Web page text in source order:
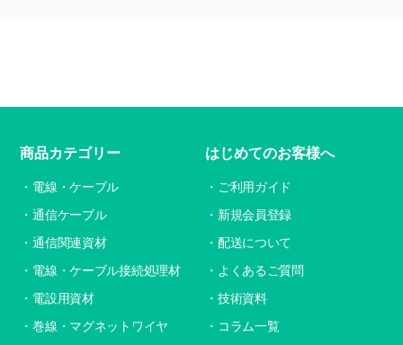
商品カテゴリー
電線・ケーブル
通信ケーブル
通信関連資材
電線・ケーブル接続処理材
電設用資材
巻線・マグネットワイヤ
はじめてのお客様へ
ご利用ガイド
新規会員登録
配送について
よくあるご質問
技術資料
コラム一覧